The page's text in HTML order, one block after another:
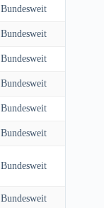
Bundesweit
Bundesweit
Bundesweit
Bundesweit
Bundesweit
Bundesweit
Bundesweit
Bundesweit